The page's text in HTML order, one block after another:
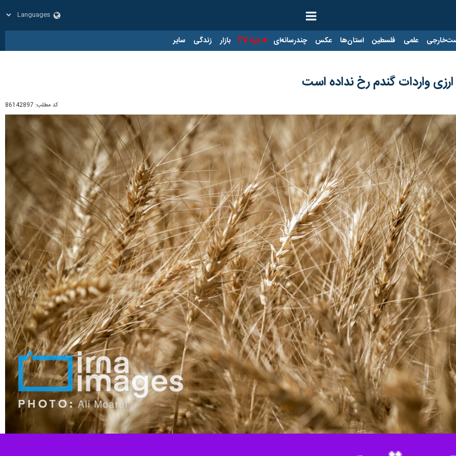
علمی فلسطین استان‌ها عکس چندرسانه‌ای ایرنا TV بازار زندگی سایر
واردات گندم رخ نداده است
کد مطلب: 86142897